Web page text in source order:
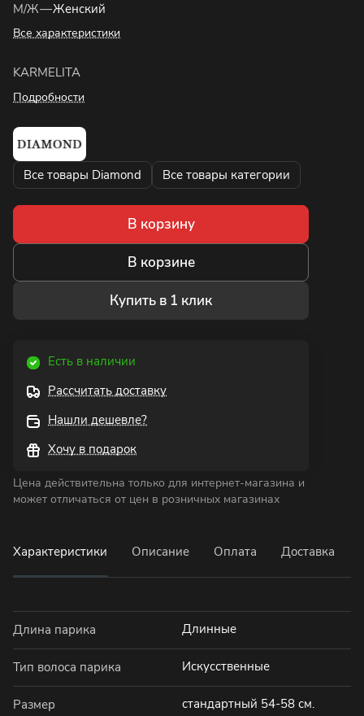
М/Ж—Женский
Все характеристики
KARMELITA
Подробности
Все товары Diamond Все товары категории
В корзину
В корзине
Купить в 1 клик
Есть в наличии
Рассчитать доставку
Нашли дешевле?
Хочу в подарок
Цена действительна только для интернет-магазина и
может отличаться от цен в розничных магазинах
Характеристики Описание Оплата Доставка
Длина парика Длинные
Тип волоса парика Искусственные
Размер стандартный 54-58 см.